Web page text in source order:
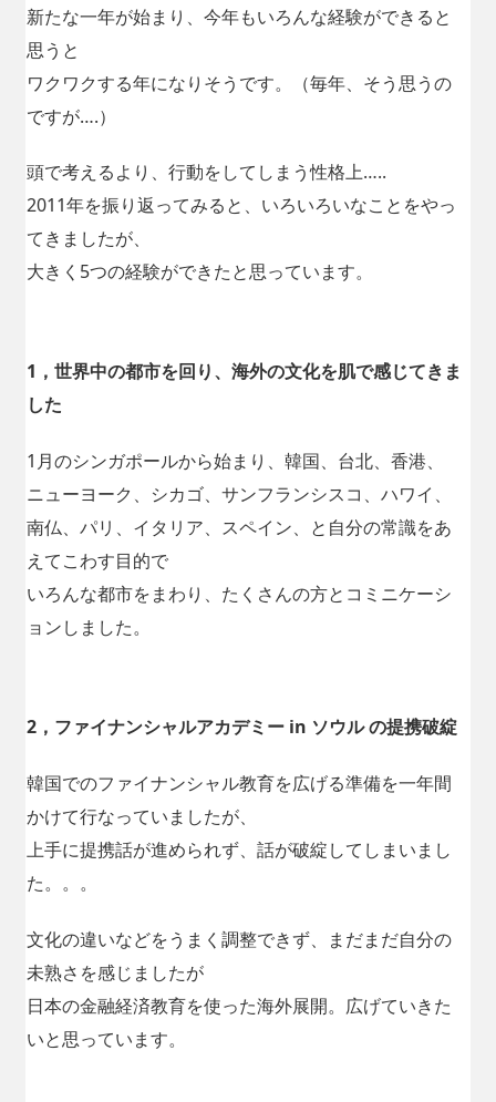
新たな一年が始まり、今年もいろんな経験ができると
思うと
ワクワクする年になりそうです。（毎年、そう思うの
ですが….）
頭で考えるより、行動をしてしまう性格上…..
2011年を振り返ってみると、いろいろいなことをやっ
てきましたが、
大きく5つの経験ができたと思っています。
1，世界中の都市を回り、海外の文化を肌で感じてきま
した
1月のシンガポールから始まり、韓国、台北、香港、
ニューヨーク、シカゴ、サンフランシスコ、ハワイ、
南仏、パリ、イタリア、スペイン、と自分の常識をあ
えてこわす目的で
いろんな都市をまわり、たくさんの方とコミニケーシ
ョンしました。
2，ファイナンシャルアカデミー in ソウル の提携破綻
韓国でのファイナンシャル教育を広げる準備を一年間
かけて行なっていましたが、
上手に提携話が進められず、話が破綻してしまいまし
た。。。
文化の違いなどをうまく調整できず、まだまだ自分の
未熟さを感じましたが
日本の金融経済教育を使った海外展開。広げていきた
いと思っています。